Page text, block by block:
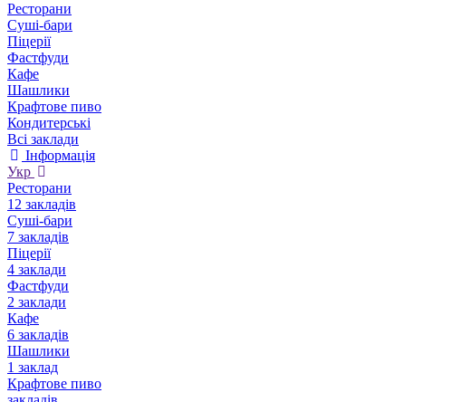
Ресторани
Суші-бари
Піцерії
Фастфуди
Кафе
Шашлики
Крафтове пиво
Кондитерські
Всі заклади
Інформація
Укр
Ресторани
12 закладів
Суші-бари
7 закладів
Піцерії
4 заклади
Фастфуди
2 заклади
Кафе
6 закладів
Шашлики
1 заклад
Крафтове пиво